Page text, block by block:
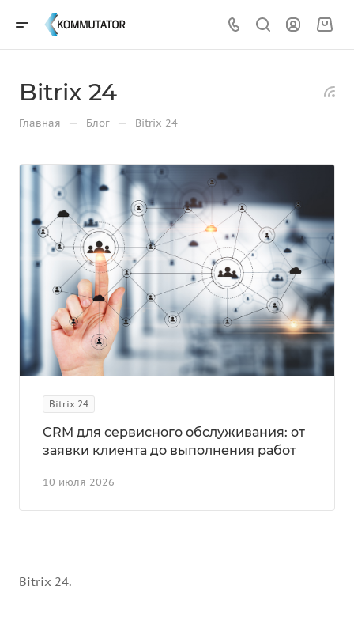
Bitrix 24
Главная — Блог — Bitrix 24
Bitrix 24
10 июля 2026
CRM для сервисного обслуживания: от
заявки клиента до выполнения работ
Bitrix 24.